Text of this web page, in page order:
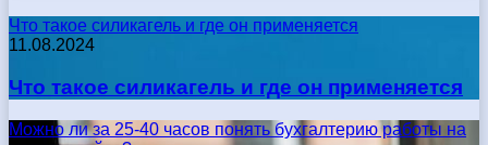
Что такое силикагель и где он применяется
11.08.2024
Что такое силикагель и где он применяется
Можно ли за 25-40 часов понять бухгалтерию работы на